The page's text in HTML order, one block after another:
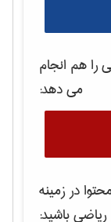
را هم انجام
می دهد:
در زمینه
رياضیباشید: